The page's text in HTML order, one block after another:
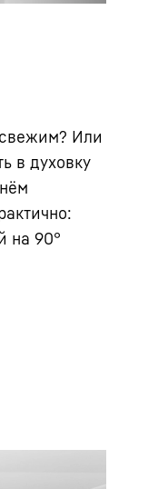
Или
в духовку
на 90°